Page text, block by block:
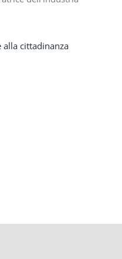
alla cittadinanza